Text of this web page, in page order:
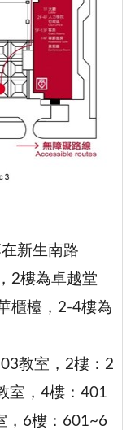
新生南路
2樓為卓越堂
櫃檯，2-4樓為
教室，2樓：2
室，4樓：401
6樓：601~6